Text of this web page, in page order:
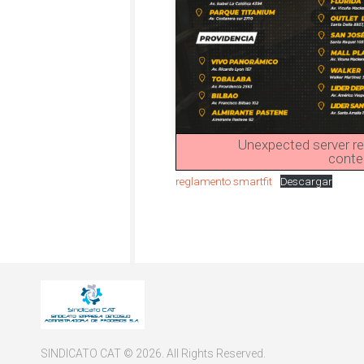
Unexpected server
reglamento smartfit Descargar
SINDICATO CAT © 2026. All Rights Reserved.